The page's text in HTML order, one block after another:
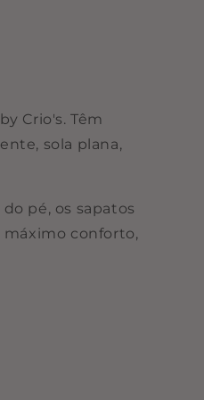
Crio's. Têm
sola plana,
pé, os sapatos
conforto,